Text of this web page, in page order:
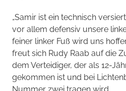
„Samir ist ein technisch
vor allem defensiv unsere
feiner linker Fuß wird uns
freut sich Rudy Raab auf die
dem Verteidiger, der als 12-
gekommen ist und bei
Nummer zwei tragen wird.